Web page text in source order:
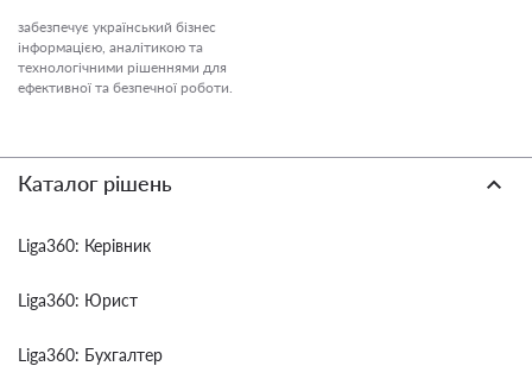
забезпечує український бізнес
інформацією, аналітикою та
технологічними рішеннями для
ефективної та безпечної роботи.
Каталог рішень
Liga360: Керівник
Liga360: Юрист
Liga360: Бухгалтер